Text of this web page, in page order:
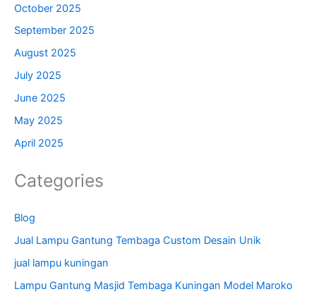
October 2025
September 2025
August 2025
July 2025
June 2025
May 2025
April 2025
Categories
Blog
Jual Lampu Gantung Tembaga Custom Desain Unik
jual lampu kuningan
Lampu Gantung Masjid Tembaga Kuningan Model Maroko